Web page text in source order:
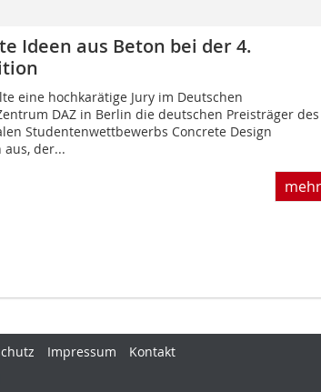
Ideen aus Beton bei der 4.
eine hochkarätige Jury im Deutschen
DAZ in Berlin die deutschen Preisträger des
Studentenwettbewerbs Concrete Design
aus, der...
mehr
Impressum
Kontakt